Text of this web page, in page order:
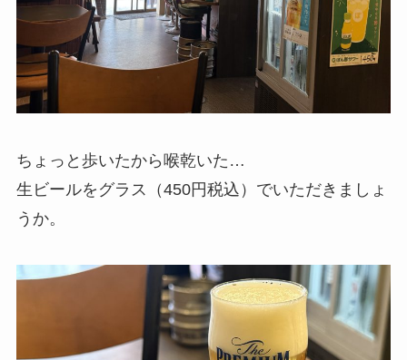
ちょっと歩いたから喉乾いた…
生ビールをグラス（450円税込）でいただきましょ
うか。